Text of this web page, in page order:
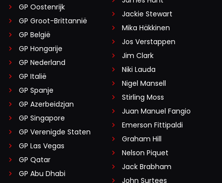
GP Oostenrijk
GP Groot-Brittannië
GP België
GP Hongarije
GP Nederland
GP Italië
GP Spanje
GP Azerbeidzjan
GP Singapore
GP Verenigde Staten
GP Las Vegas
GP Qatar
GP Abu Dhabi
Jackie Stewart
Mika Häkkinen
Jos Verstappen
Jim Clark
Niki Lauda
Nigel Mansell
Stirling Moss
Juan Manuel Fangio
Emerson Fittipaldi
Graham Hill
Nelson Piquet
Jack Brabham
John Surtees